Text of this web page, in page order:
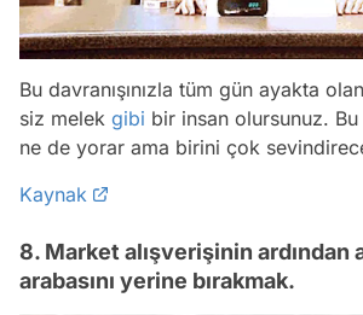
Bu davranışınızla tüm gün ayakta
siz melek gibi bir insan olursunuz.
ne de yorar ama birini çok
Kaynak
8. Market alışverişinin ardından
arabasını yerine bırakmak.